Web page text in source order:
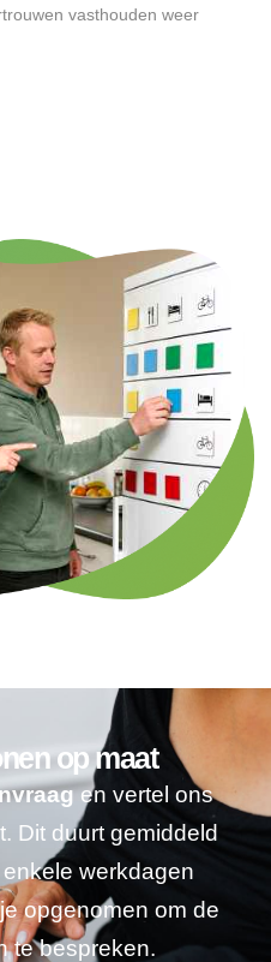
vasthouden weer
op maat
en vertel ons
Dit duurt gemiddeld
werkdagen
opgenomen om de
te bespreken.